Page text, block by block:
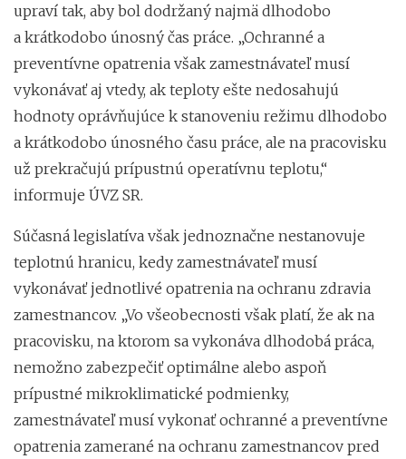
upraví tak, aby bol dodržaný najmä dlhodobo
a krátkodobo únosný čas práce. „Ochranné a
preventívne opatrenia však zamestnávateľ musí
vykonávať aj vtedy, ak teploty ešte nedosahujú
hodnoty oprávňujúce k stanoveniu režimu dlhodobo
a krátkodobo únosného času práce, ale na pracovisku
už prekračujú prípustnú operatívnu teplotu,“
informuje ÚVZ SR.
Súčasná legislatíva však jednoznačne nestanovuje
teplotnú hranicu, kedy zamestnávateľ musí
vykonávať jednotlivé opatrenia na ochranu zdravia
zamestnancov. „Vo všeobecnosti však platí, že ak na
pracovisku, na ktorom sa vykonáva dlhodobá práca,
nemožno zabezpečiť optimálne alebo aspoň
prípustné mikroklimatické podmienky,
zamestnávateľ musí vykonať ochranné a preventívne
opatrenia zamerané na ochranu zamestnancov pred